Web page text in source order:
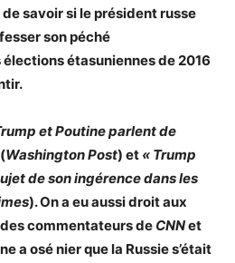
savoir si le président russe
son péché
élections étasuniennes de 2016
et Poutine parlent de
(Washington Post) et « Trump
de son ingérence dans les
). On a eu aussi droit aux
commentateurs de CNNet
a osé nier que la Russie s’était